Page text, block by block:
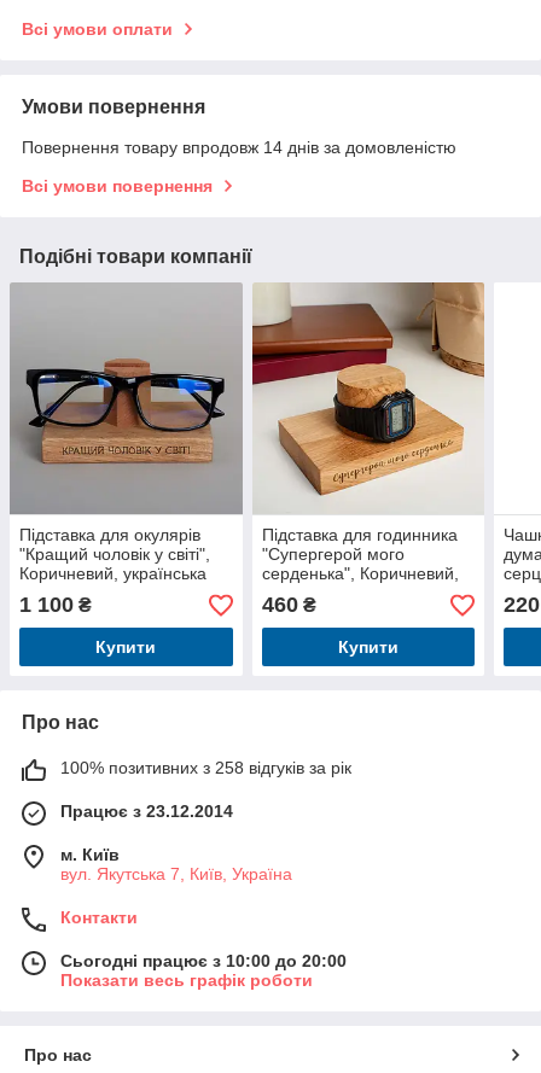
Всі умови оплати
Умови повернення
Повернення товару впродовж 14 днів за домовленістю
Всі умови повернення
Подібні товари компанії
Підставка для окулярів
"Кращий чоловік у світі",
Коричневий, українська
1 100 ₴
Купити
Підставка для годинника
"Супергерой мого
серденька", Коричневий,
українська
460₴
Купити
220
Про нас
100% позитивних з 258 відгуків за рік
Працює з 23.12.2014
м. Київ
вул. Якутська 7, Київ, Україна
Контакти
Сьогодні працює з 10:00 до 20:00
Показати весь графік роботи
Про нас